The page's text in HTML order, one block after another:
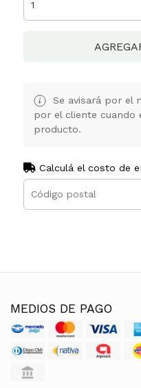
Se avisará por el
por el cliente cuando
producto.
Calculá el costo de
MEDIOS DE PAGO